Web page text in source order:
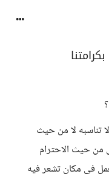
تناسبه لا من حيث
من حيث الاحترام
في مكان تشعر فيه